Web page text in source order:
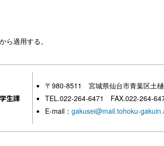
適用する。
生課
〒980-8511 宮城県仙台市青葉区土
TEL.022-264-6471 FAX.022-264-
E-mail： gakusei@mail.tohoku-